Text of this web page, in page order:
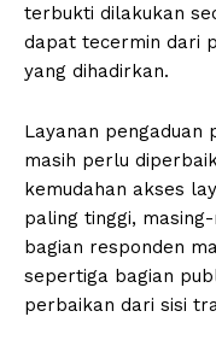
terbukti dilakukan
dapat tecermin dari
yang dihadirkan.
Layanan pengaduan
masih perlu
kemudahan akses
paling tinggi,
bagian responden
sepertiga bagian
perbaikan dari sisi